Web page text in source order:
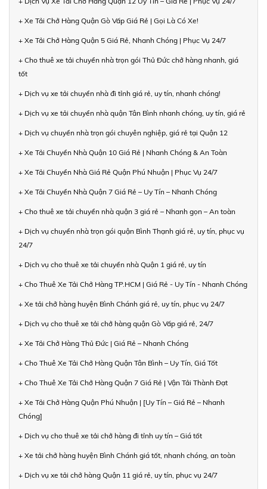
+ Xe Tải Chở Hàng Quận Gò Vấp Giá Rẻ | Gọi Là Có Xe!
+ Xe Tải Chở Hàng Quận 5 Giá Rẻ, Nhanh Chóng | Phục Vụ 24/7
+ Cho thuê xe tải chuyển nhà trọn gói Thủ Đức chở hàng nhanh, giá
tốt
+ Dịch vụ xe tải chuyển nhà đi tỉnh giá rẻ, uy tín, nhanh chóng!
+ Dịch vụ xe tải chuyển nhà quận Tân Bình nhanh chóng, uy tín, giá rẻ
+ Dịch vụ chuyển nhà trọn gói chuyên nghiệp, giá rẻ tại Quận 12
+ Xe Tải Chuyển Nhà Quận 10 Giá Rẻ | Nhanh Chóng & An Toàn
+ Xe Tải Chuyển Nhà Giá Rẻ Quận Phú Nhuận | Phục Vụ 24/7
+ Xe Tải Chuyển Nhà Quận 7 Giá Rẻ – Uy Tín – Nhanh Chóng
+ Cho thuê xe tải chuyển nhà quận 3 giá rẻ – Nhanh gọn – An toàn
+ Dịch vụ chuyển nhà trọn gói quận Bình Thạnh giá rẻ, uy tín, phục vụ
24/7
+ Dịch vụ cho thuê xe tải chuyển nhà Quận 1 giá rẻ, uy tín
+ Cho Thuê Xe Tải Chở Hàng TP.HCM | Giá Rẻ - Uy Tín - Nhanh Chóng
+ Xe tải chở hàng huyện Bình Chánh giá rẻ, uy tín, phục vụ 24/7
+ Dịch vụ cho thuê xe tải chở hàng quận Gò Vấp giá rẻ, 24/7
+ Xe Tải Chở Hàng Thủ Đức | Giá Rẻ – Nhanh Chóng
+ Cho Thuê Xe Tải Chở Hàng Quận Tân Bình – Uy Tín, Giá Tốt
+ Cho Thuê Xe Tải Chở Hàng Quận 7 Giá Rẻ | Vận Tải Thành Đạt
+ Xe Tải Chở Hàng Quận Phú Nhuận | [Uy Tín – Giá Rẻ – Nhanh
Chóng]
+ Dịch vụ cho thuê xe tải chở hàng đi tỉnh uy tín – Giá tốt
+ Xe tải chở hàng huyện Bình Chánh giá tốt, nhanh chóng, an toàn
+ Dịch vụ xe tải chở hàng Quận 11 giá rẻ, uy tín, phục vụ 24/7